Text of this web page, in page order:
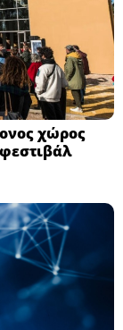
χώρος